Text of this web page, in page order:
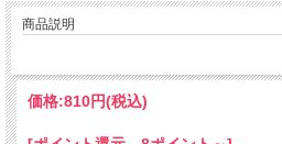
商品説明
価格:810円(税込)